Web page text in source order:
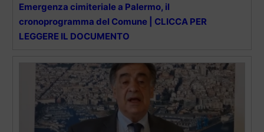
Emergenza cimiteriale a Palermo, il
cronoprogramma del Comune | CLICCA PER
LEGGERE IL DOCUMENTO